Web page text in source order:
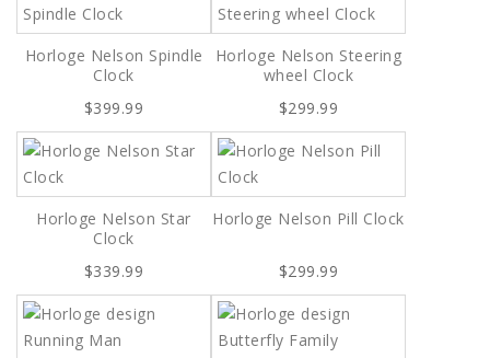
Horloge Nelson Spindle
Clock
$399.99
Horloge Nelson Steering
wheel Clock
$299.99
Horloge Nelson Star
Clock
$339.99
Horloge Nelson Pill Clock
$299.99